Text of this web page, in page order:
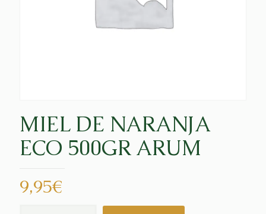
MIEL DE NARANJA
ECO 500GR ARUM
9,95€